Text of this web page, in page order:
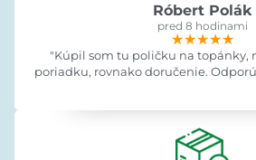
Róbert Polák
pred 8 hodinami
★★★★★
★★★★★
★★★★★
"Kúpil som tu poličku na topánky,
poriadku, rovnako doručenie.